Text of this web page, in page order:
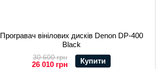
Програвач вінілових дисків Denon DP-400
Black
30 600 грн
26 010 грн Купити